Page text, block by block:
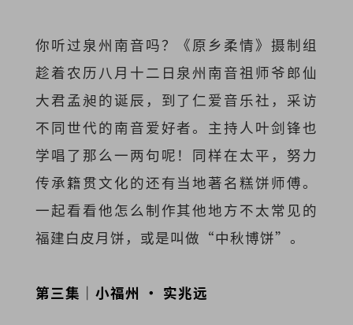
你听过泉州南音吗？《原乡柔情》摄制组
趁着农历八月十二日泉州南音祖师爷郎仙
大君孟昶的诞辰，到了仁爱音乐社，采访
不同世代的南音爱好者。主持人叶剑锋也
学唱了那么一两句呢！同样在太平，努力
传承籍贯文化的还有当地著名糕饼师傅。
一起看看他怎么制作其他地方不太常见的
福建白皮月饼，或是叫做“中秋博饼”。
第三集｜小福州 · 实兆远